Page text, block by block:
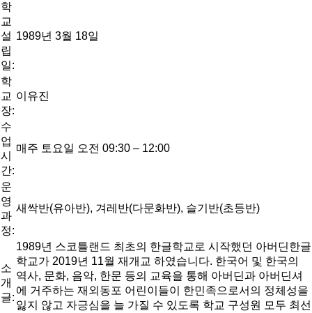
학
교
설
립
일:
1989년 3월 18일
학
교
장:
이유진
수
업
시
간:
매주 토요일 오전 09:30 – 12:00
운
영
과
정:
새싹반(유아반), 겨레반(다문화반), 슬기반(초등반)
소
개
글:
1989년 스코틀랜드 최초의 한글학교로 시작했던 아버딘한글
학교가 2019년 11월 재개교 하였습니다. 한국어 및 한국의
역사, 문화, 음악, 한문 등의 교육을 통해 아버딘과 아버딘셔
에 거주하는 재외동포 어린이들이 한민족으로서의 정체성을
잃지 않고 자긍심을 늘 가질 수 있도록 학교 구성원 모두 최선